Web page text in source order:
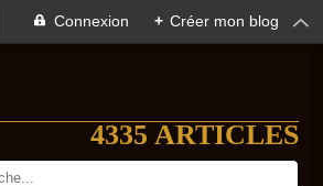
Connexion + Créer mon blog
4335 ARTICLES